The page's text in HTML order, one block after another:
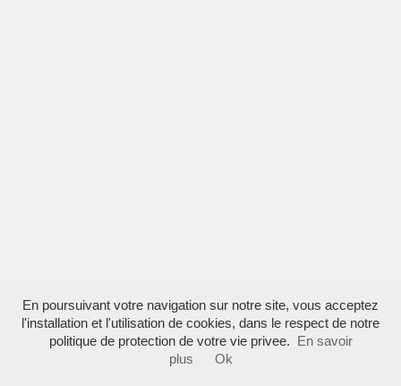
En poursuivant votre navigation sur notre site, vous acceptez
l'installation et l'utilisation de cookies, dans le respect de notre
politique de protection de votre vie privee.
En savoir
plus
Ok